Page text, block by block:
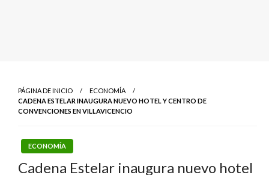
PÁGINA DE INICIO
ECONOMÍA
CADENA ESTELAR INAUGURA NUEVO HOTEL Y CENTRO DE
CONVENCIONES EN VILLAVICENCIO
ECONOMÍA
Cadena Estelar inaugura nuevo hotel